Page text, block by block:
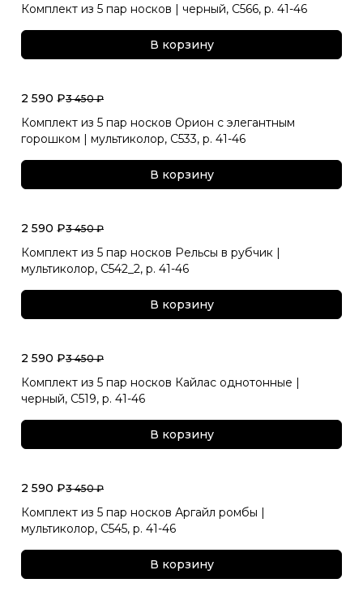
Комплект из 5 пар носков | черный, С566, р. 41-46
В корзину
2 590 ₽3 450 ₽
Комплект из 5 пар носков Орион с элегантным
горошком | мультиколор, С533, р. 41-46
В корзину
2 590 ₽3 450 ₽
Комплект из 5 пар носков Рельсы в рубчик |
мультиколор, С542_2, р. 41-46
В корзину
2 590 ₽3 450 ₽
Комплект из 5 пар носков Кайлас однотонные |
черный, С519, р. 41-46
В корзину
2 590 ₽3 450 ₽
Комплект из 5 пар носков Аргайл ромбы |
мультиколор, С545, р. 41-46
В корзину